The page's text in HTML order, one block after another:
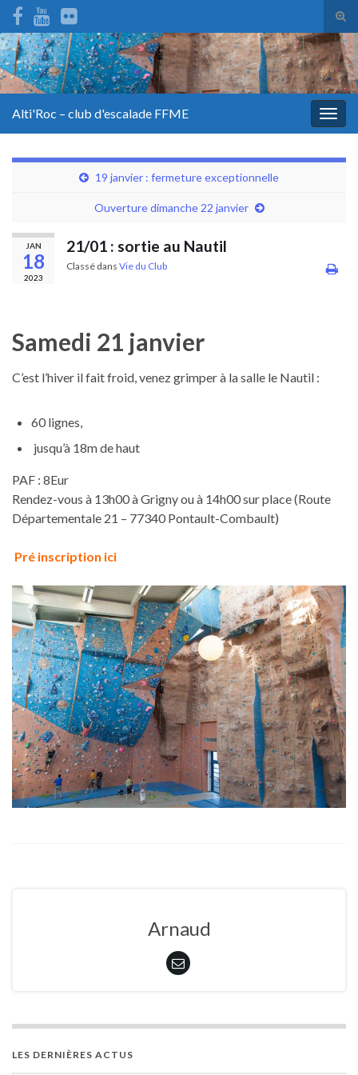
Alti'Roc – club d'escalade FFME
19 janvier : fermeture exceptionnelle
Ouverture dimanche 22 janvier
JAN
18
2023
21/01 : sortie au Nautil
Classé dans Vie du Club
Samedi 21 janvier
C’est l’hiver il fait froid, venez grimper à la salle le Nautil :
60 lignes,
jusqu’à 18m de haut
PAF : 8Eur
Rendez-vous à 13h00 à Grigny ou à 14h00 sur place (Route
Départementale 21 – 77340 Pontault-Combault)
Pré inscription ici
Arnaud
LES DERNIÈRES ACTUS